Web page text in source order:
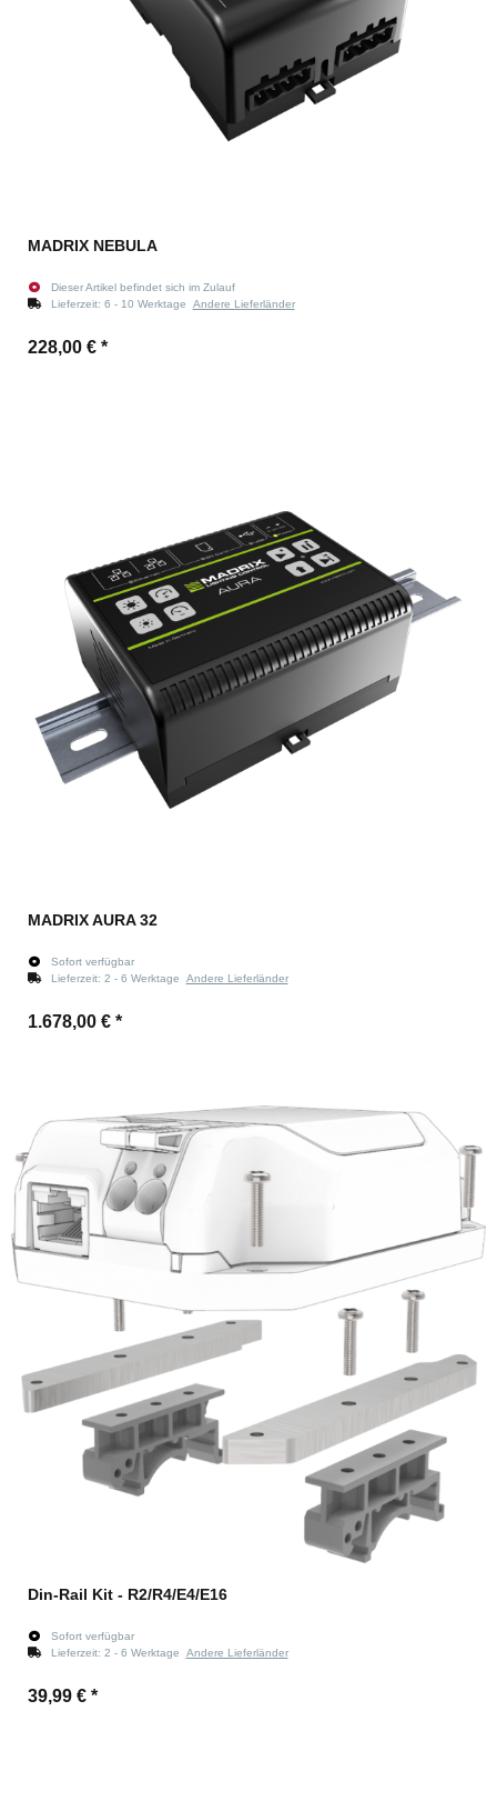
MADRIX NEBULA
Dieser Artikel befindet sich im Zulauf
Lieferzeit: 6 - 10 Werktage Andere Lieferländer
228,00 € *
MADRIX AURA 32
Sofort verfügbar
Lieferzeit: 2 - 6 Werktage Andere Lieferländer
1.678,00 € *
Din-Rail Kit - R2/R4/E4/E16
Sofort verfügbar
Lieferzeit: 2 - 6 Werktage Andere Lieferländer
39,99 € *